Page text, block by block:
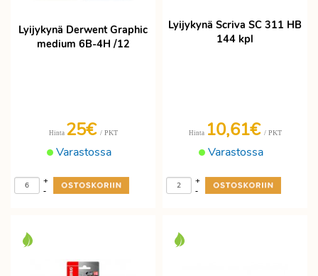
Lyijykynä Derwent Graphic
medium 6B-4H /12
Varastossa
Hinta 25€ / PKT
-
+
Lyijykynä Scriva SC 311 HB
144 kpl
Varastossa
Hinta 10,61€ / PKT
-
+